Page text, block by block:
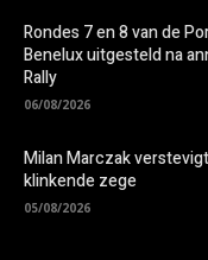
Rondes 7 en 8 van de
Benelux uitgesteld na
Rally
06/08/2026
Milan Marczak
klinkende zege
05/08/2026